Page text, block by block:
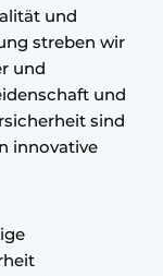
und
streben wir
und
und
sind
innovative